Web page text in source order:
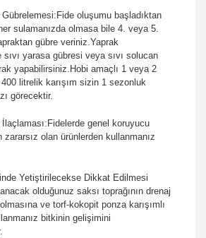
oluşumu başladıktan
sulamanızda olmasa bile 4. veya 5.
gübre veriniz.Yaprak
yarasa gübresi veya sıvı solucan
yapabilirsiniz.Hobi amaçlı 1 veya 2
litrelik karışım sizin 1 sezonluk
görecektir.
genel koruyucu
zararsız olan ürünlerden kullanmanız
Yetiştirilecekse Dikkat Edilmesi
olduğunuz saksı toprağının drenaj
ve torf-kokopit ponza karışımlı
bitkinin gelişimini